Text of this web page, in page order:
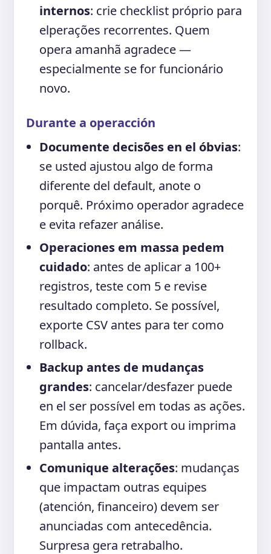
internos: crie checklist próprio para
elperações recorrentes. Quem
opera amanhã agradece —
especialmente se for funcionário
novo.
Durante a operacción
Documente decisões en el óbvias:
se usted ajustou algo de forma
diferente del default, anote o
porquê. Próximo operador agradece
e evita refazer análise.
Operaciones em massa pedem
cuidado: antes de aplicar a 100+
registros, teste com 5 e revise
resultado completo. Se possível,
exporte CSV antes para ter como
rollback.
Backup antes de mudanças
grandes: cancelar/desfazer puede
en el ser possível em todas as ações.
Em dúvida, faça export ou imprima
pantalla antes.
Comunique alterações: mudanças
que impactam outras equipes
(atención, financeiro) devem ser
anunciadas com antecedência.
Surpresa gera retrabalho.